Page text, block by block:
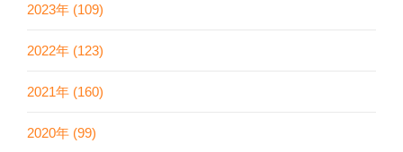
2023年 (109)
2022年 (123)
2021年 (160)
2020年 (99)